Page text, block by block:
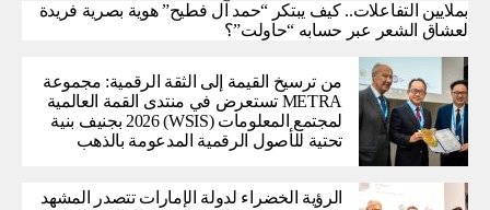
بملايين التفاعلات.. كيف يبتكر “حمد آل فطيح” هوية بصرية فريدة
لعشاق الشعر عبر حسابه “حاولت”؟
من ترسيخ القيمة إلى الثقة الرقمية: مجموعة
METRA تستعرض في منتدى القمة العالمية
لمجتمع المعلومات (WSIS) 2026 بجنيف بنية
تحتية للأصول الرقمية المدعومة بالذهب
الرؤية الخضراء لدولة الإمارات تتصدر المشهد